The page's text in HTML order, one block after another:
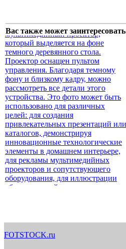
Вас также может заинтересовать
FOTSTOCK.ru